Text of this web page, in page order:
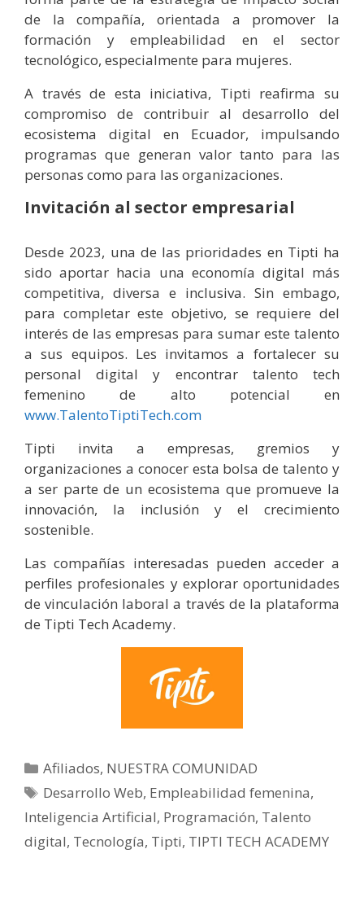
de la compañía, orientada a promover la
formación y empleabilidad en el sector
tecnológico, especialmente para mujeres.
A través de esta iniciativa, Tipti reafirma su
compromiso de contribuir al desarrollo del
ecosistema digital en Ecuador, impulsando
programas que generan valor tanto para las
personas como para las organizaciones.
Invitación al sector empresarial
Desde 2023, una de las prioridades en Tipti ha
sido aportar hacia una economía digital más
competitiva, diversa e inclusiva. Sin embago,
para completar este objetivo, se requiere del
interés de las empresas para sumar este talento
a sus equipos. Les invitamos a fortalecer su
personal digital y encontrar talento tech
femenino de alto potencial en
www.TalentoTiptiTech.com
Tipti invita a empresas, gremios y
organizaciones a conocer esta bolsa de talento y
a ser parte de un ecosistema que promueve la
innovación, la inclusión y el crecimiento
sostenible.
Las compañías interesadas pueden acceder a
perfiles profesionales y explorar oportunidades
de vinculación laboral a través de la plataforma
de Tipti Tech Academy.
Afiliados, NUESTRA COMUNIDAD
Desarrollo Web, Empleabilidad femenina,
Inteligencia Artificial, Programación, Talento
digital, Tecnología, Tipti, TIPTI TECH ACADEMY